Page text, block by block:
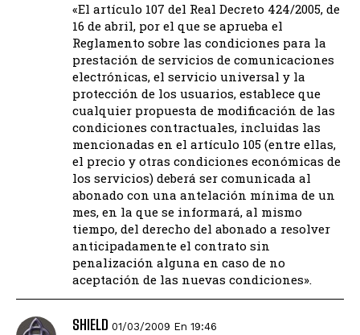
«El artículo 107 del Real Decreto 424/2005, de
16 de abril, por el que se aprueba el
Reglamento sobre las condiciones para la
prestación de servicios de comunicaciones
electrónicas, el servicio universal y la
protección de los usuarios, establece que
cualquier propuesta de modificación de las
condiciones contractuales, incluidas las
mencionadas en el artículo 105 (entre ellas,
el precio y otras condiciones económicas de
los servicios) deberá ser comunicada al
abonado con una antelación mínima de un
mes, en la que se informará, al mismo
tiempo, del derecho del abonado a resolver
anticipadamente el contrato sin
penalización alguna en caso de no
aceptación de las nuevas condiciones».
SHIELD 01/03/2009 En 19:46